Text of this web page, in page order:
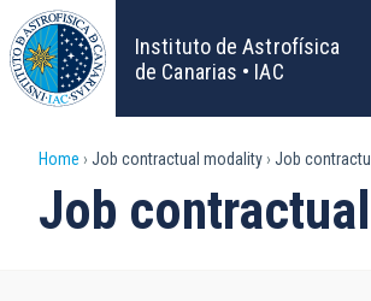
Skip
to
main
content
Instituto de Astrofísica
de Canarias • IAC
Breadcrumb
Home Job contractual modality Job
Job